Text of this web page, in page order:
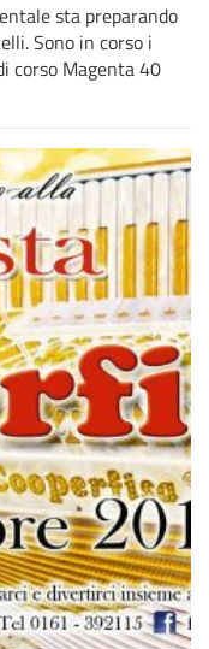
sta preparando
Sono in corso i
corso Magenta 40